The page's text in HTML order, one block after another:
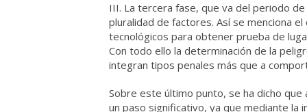
III. La tercera fase, que va del periodo
pluralidad de factores. Así se menciona
tecnológicos para obtener prueba de
Con todo ello la determinación de la
integran tipos penales más que a
Sobre este último punto, se ha dicho
un paso significativo, ya que mediante